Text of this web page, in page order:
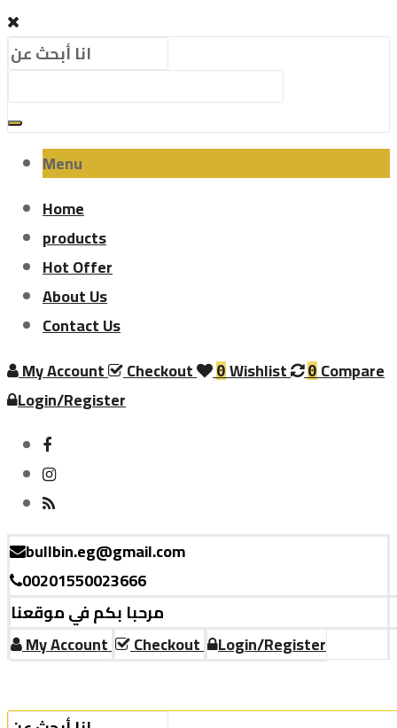
Menu
Home
products
Hot Offer
About Us
Contact Us
My Account
Checkout 0 Wishlist 0 Compare
Login/Register
bullbin.eg@gmail.com
00201550023666
مرحبا بكم في موقعنا
My Account
Checkout
Login/Register